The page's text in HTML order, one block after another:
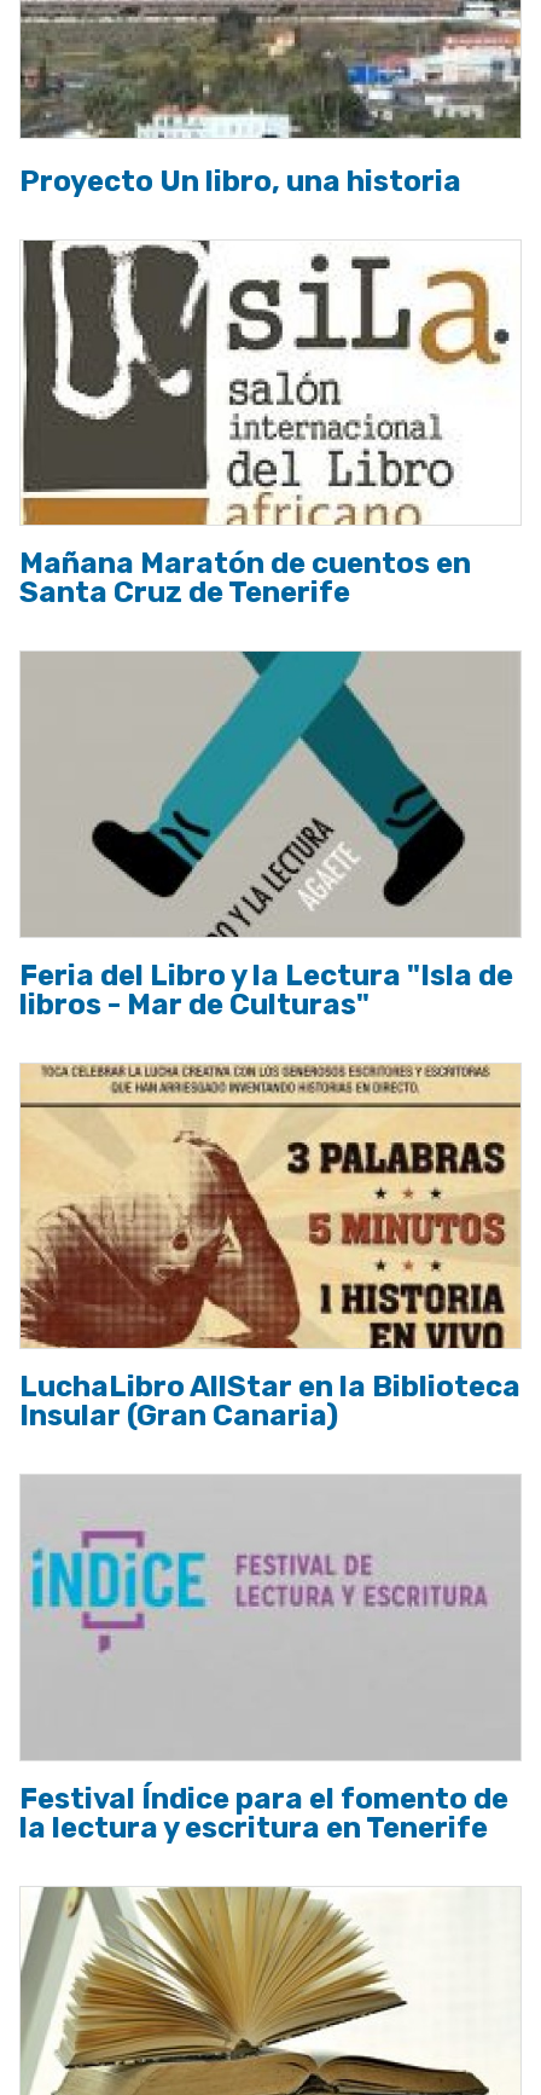
Proyecto Un libro, una historia
Mañana Maratón de cuentos en
Santa Cruz de Tenerife
Feria del Libro y la Lectura "Isla de
libros - Mar de Culturas"
LuchaLibro AllStar en la Biblioteca
Insular (Gran Canaria)
Festival Índice para el fomento de
la lectura y escritura en Tenerife